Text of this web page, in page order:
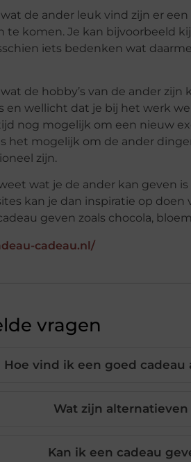
de ander leuk vind zijn er
komen. Je kan bijvoorbeeld
iets bedenken wat
de hobby’s van de ander
en wellicht dat je bij het werk
nog mogelijk om een nieuw
het mogelijk om de ander
zijn.
wat je de ander kan geven
kan je dan inspiratie op
geven zoals chocola,
cadeau.nl/
vragen
Hoe vind ik een goed
Wat zijn
Kan ik een cadeau